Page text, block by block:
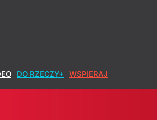
DO RZECZY+ WSPIERAJ